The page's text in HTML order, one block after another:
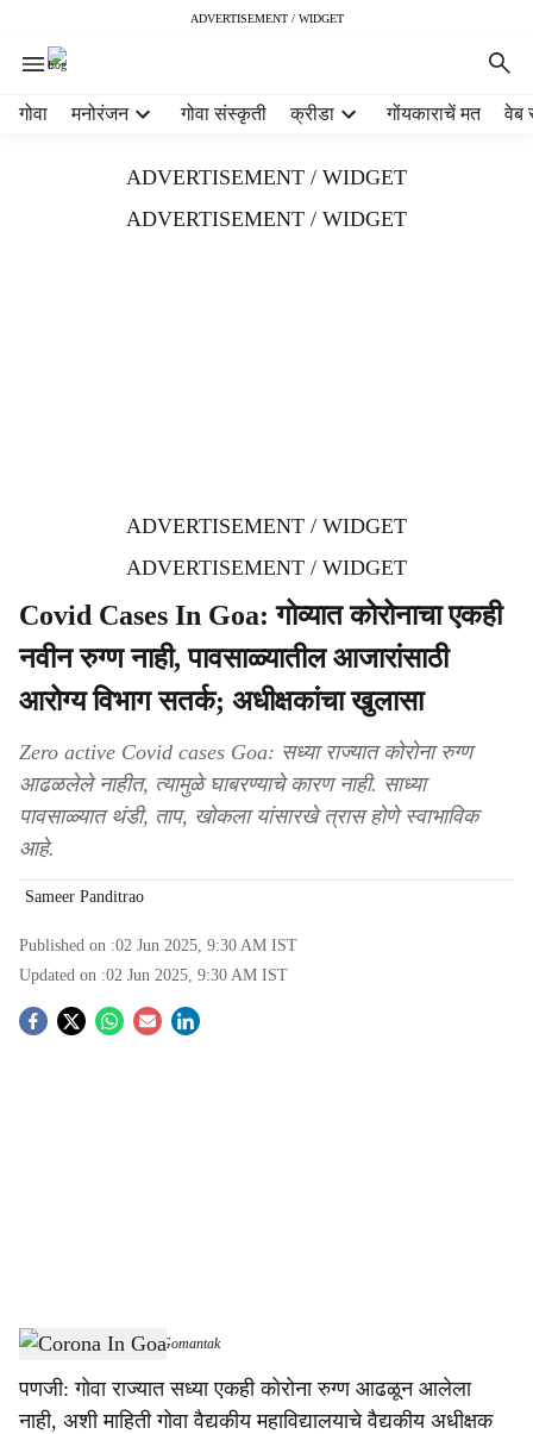
ADVERTISEMENT / WIDGET
गोवा मनोरंजन गोवा संस्कृती क्रीडा गोंयकाराचें मत वेब
ADVERTISEMENT / WIDGET
ADVERTISEMENT / WIDGET
ADVERTISEMENT / WIDGET
ADVERTISEMENT / WIDGET
Covid Cases In Goa: गोव्यात कोरोनाचा एकही
नवीन रुग्ण नाही, पावसाळ्यातील आजारांसाठी
आरोग्य विभाग सतर्क; अधीक्षकांचा खुलासा
Zero active Covid cases Goa: सध्या राज्यात कोरोना रुग्ण
आढळलेले नाहीत, त्यामुळे घाबरण्याचे कारण नाही. साध्या
पावसाळ्यात थंडी, ताप, खोकला यांसारखे त्रास होणे स्वाभाविक
आहे.
Sameer Panditrao
Published on :02 Jun 2025, 9:30 AM IST
Updated on :02 Jun 2025, 9:30 AM IST
S
a
Corona In Goa -Dainik Gomantak
पणजी: गोवा राज्यात सध्या एकही कोरोना रुग्ण आढळून आलेला
नाही, अशी माहिती गोवा वैद्यकीय महाविद्यालयाचे वैद्यकीय अधीक्षक